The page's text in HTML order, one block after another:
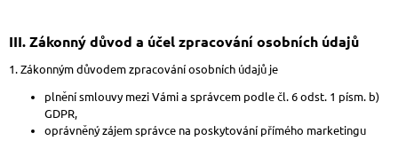
III.Zákonný důvod a účel zpracování osobních údajů
1. Zákonným důvodem zpracování osobních údajů je
plnění smlouvy mezi Vámi a správcem podle čl. 6 odst. 1 písm. b)
GDPR,
oprávněný zájem správce na poskytování přímého marketingu
LAURA
BIAGGI
KOŽENÁ
CROSSBODY
KABELKA
TS64-
15